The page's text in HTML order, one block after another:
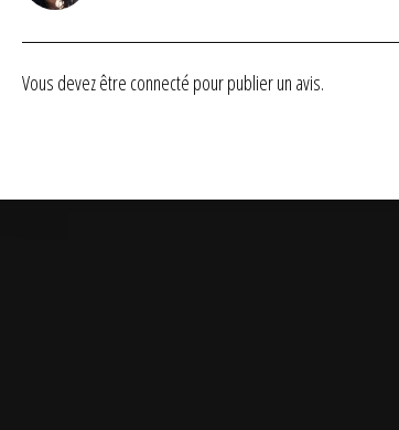
Vous devez être connecté pour publier un avis.